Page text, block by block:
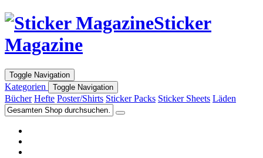
Sticker
Magazine
Toggle Navigation
Kategorien Toggle Navigation
Bücher Hefte Poster/Shirts Sticker Packs Sticker Sheets Läden